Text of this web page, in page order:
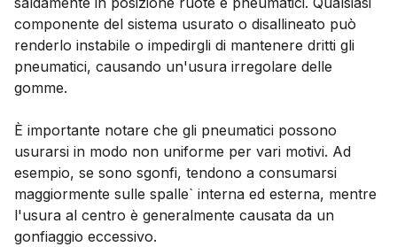
componente del sistema usurato o disallineato può
renderlo instabile o impedirgli di mantenere dritti gli
pneumatici, causando un'usura irregolare delle
gomme.
È importante notare che gli pneumatici possono
usurarsi in modo non uniforme per vari motivi. Ad
esempio, se sono sgonfi, tendono a consumarsi
maggiormente sulle spalle` interna ed esterna, mentre
l'usura al centro è generalmente causata da un
gonfiaggio eccessivo.